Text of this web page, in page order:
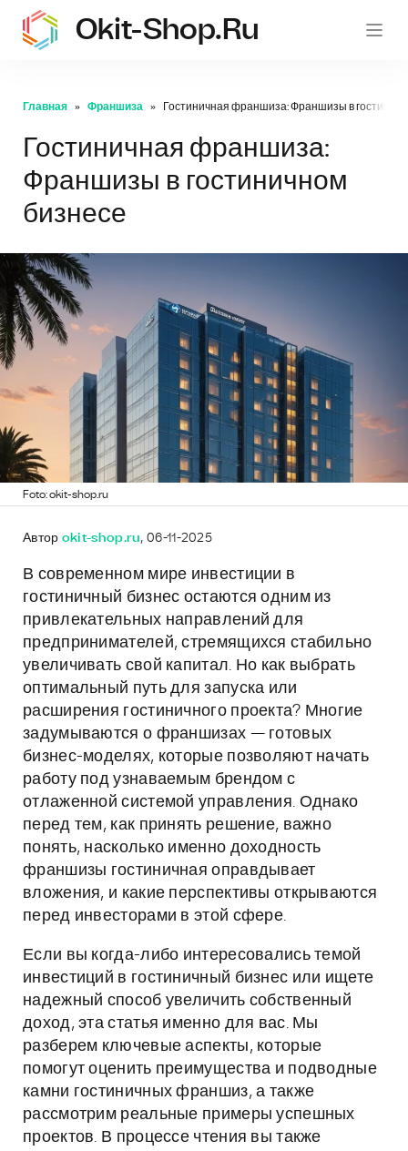
Okit-Shop.ru
Главная Франшиза Гостиничная франшиза: Франшизы в
Гостиничная франшиза:
Франшизы в гостиничном
бизнесе
Foto: okit-shop.ru
Автор okit-shop.ru, 06-11-2025
В современном мире инвестиции в
гостиничный бизнес остаются одним из
привлекательных направлений для
предпринимателей, стремящихся стабильно
увеличивать свой капитал. Но как выбрать
оптимальный путь для запуска или
расширения гостиничного проекта? Многие
задумываются о франшизах — готовых
бизнес-моделях, которые позволяют начать
работу под узнаваемым брендом с
отлаженной системой управления. Однако
перед тем, как принять решение, важно
понять, насколько именно доходность
франшизы гостиничная оправдывает
вложения, и какие перспективы открываются
перед инвесторами в этой сфере.
Если вы когда-либо интересовались темой
инвестиций в гостиничный бизнес или ищете
надежный способ увеличить собственный
доход, эта статья именно для вас. Мы
разберем ключевые аспекты, которые
помогут оценить преимущества и подводные
камни гостиничных франшиз, а также
рассмотрим реальные примеры успешных
проектов. В процессе чтения вы также